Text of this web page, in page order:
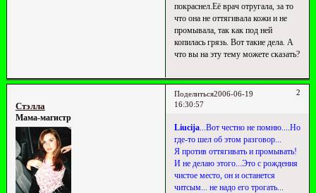
покраснел.Её врач отругала, за то
что она не оттягивала кожи и не
промывала, так как под ней
копилась грязь. Вот такие дела. А
что вы на эту тему можете сказать?
Поделиться 2
2006-06-19
16:30:57
Стэлла
Мама-магистр
Liucija...Вот честно не помню....Но
где-то шел об этом разговор...
Я против оттягивать и промывать!
И не делаю этого...Это с рождения
чистое место, он и останется
читсым... не надо его трогать...